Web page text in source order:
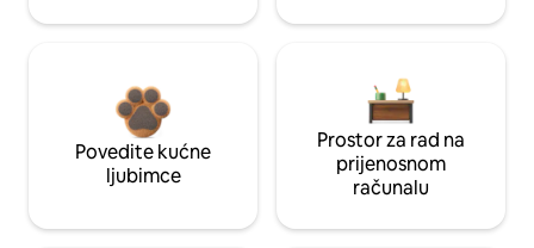
Povedite kućne
ljubimce
Prostor za rad na
prijenosnom
računalu